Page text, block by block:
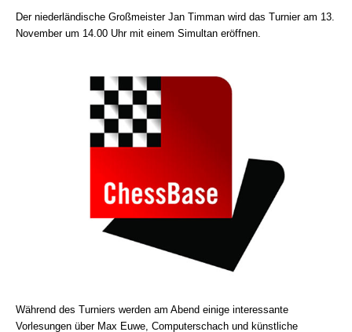
Der niederländische Großmeister Jan Timman wird das Turnier am 13.
November um 14.00 Uhr mit einem Simultan eröffnen.
Während des Turniers werden am Abend einige interessante
Vorlesungen über Max Euwe, Computerschach und künstliche